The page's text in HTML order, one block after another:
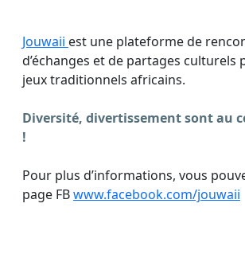
Jouwaii est une plateforme de
d’échanges et de partages culturels
jeux traditionnels africains.
Diversité, divertissement sont au
!
Pour plus d’informations, vous
page FBwww.facebook.com/jouwaii